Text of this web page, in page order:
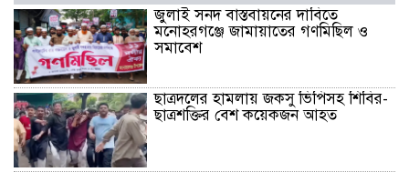
জুলাই সনদ বাস্তবায়নের দাবিতে
মনোহরগঞ্জে জামায়াতের গণমিছিল ও
সমাবেশ
ছাত্রদলের হামলায় জকসু ভিপিসহ শিবির-
ছাত্রশক্তির বেশ কয়েকজন আহত